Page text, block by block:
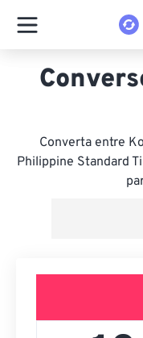
Converta entre
Philippine Standard